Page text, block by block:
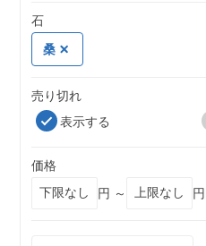
石
桑
売り切れ
表示する
価格
円 ～
円